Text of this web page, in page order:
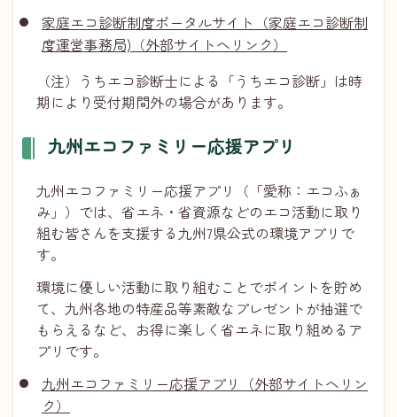
家庭エコ診断制度ポータルサイト（家庭エコ診断制
度運営事務局)（外部サイトへリンク）
（注）うちエコ診断士による「うちエコ診断」は時
期により受付期間外の場合があります。
九州エコファミリー応援アプリ
九州エコファミリー応援アプリ（「愛称：エコふぁ
み」）では、省エネ・省資源などのエコ活動に取り
組む皆さんを支援する九州7県公式の環境アプリで
す。
環境に優しい活動に取り組むことでポイントを貯め
て、九州各地の特産品等素敵なプレゼントが抽選で
もらえるなど、お得に楽しく省エネに取り組めるア
プリです。
九州エコファミリー応援アプリ（外部サイトへリン
ク）